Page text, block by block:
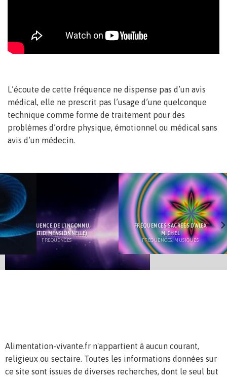
L’écoute de cette fréquence ne dispense pas d’un avis
médical, elle ne prescrit pas l’usage d’une quelconque
technique comme forme de traitement pour des
problèmes d’ordre physique, émotionnel ou médical sans
avis d’un médecin.
FRÉQUENCE DE L’INCONNU,
(MULTIDIMENSIONNELLE)
FRÉQUENCES
FRÉQUENCES SACRÉES D’ALEX
MICHEL
FRÉQUENCES, MUSIQUES
Alimentation-vivante.fr n'appartient à aucun courant,
religieux ou sectaire. Toutes les informations données sur
ce site sont issues de diverses recherches, dont le seul but